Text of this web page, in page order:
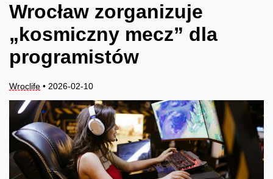
Wrocław zorganizuje
„kosmiczny mecz” dla
programistów
Wroclife • 2026-02-10